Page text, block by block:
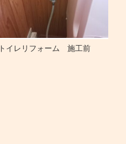
トイレリフォーム 施工前